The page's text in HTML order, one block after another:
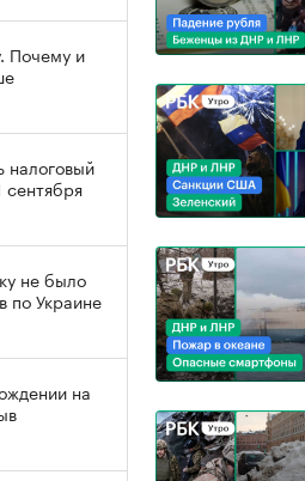
Почему и
налоговый
не было
по Украине
на